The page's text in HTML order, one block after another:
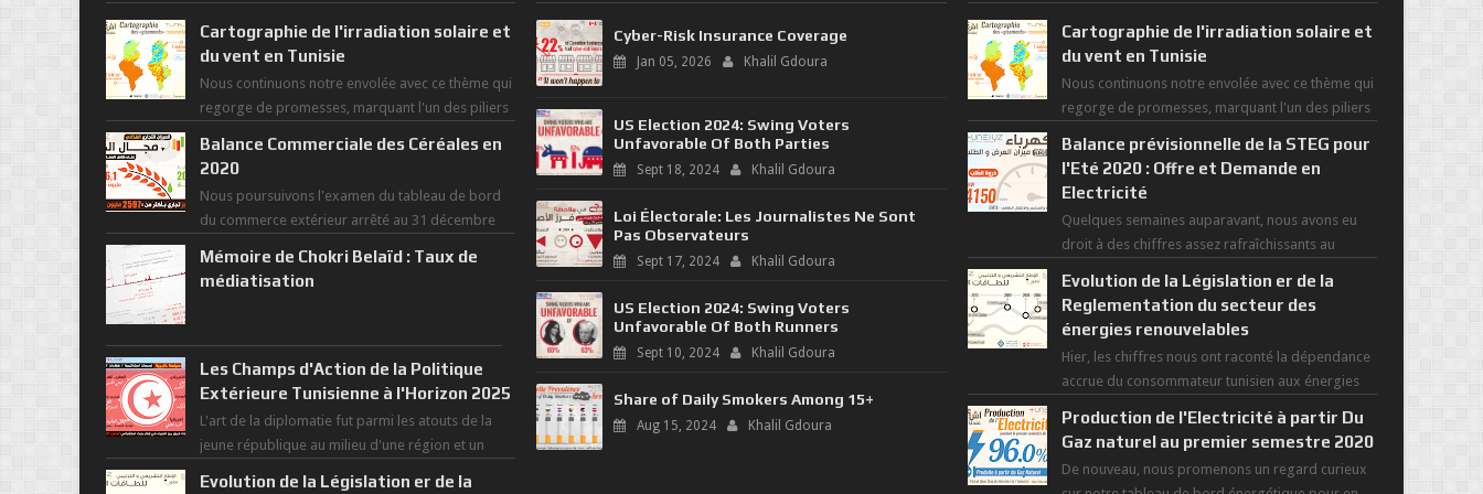
Cartographie de l'irradiation solaire et
du vent en Tunisie
Nous continuons notre envolée avec ce thème qui
regorge de promesses, marquant l'un des piliers
Balance Commerciale des Céréales en
2020
Nous poursuivons l'examen du tableau de bord
du commerce extérieur arrêté au 31 décembre
man...
Mémoire de Chokri Belaïd : Taux de
médiatisation
Les Champs d'Action de la Politique
Extérieure Tunisienne à l'Horizon 2025
L'art de la diplomatie fut parmi les atouts de la
jeune république au milieu d'une région et un
Evolution de la Législation er de la
Cyber-Risk Insurance Coverage
Jan 05, 2026 Khalil Gdoura
US Election 2024: Swing Voters
Unfavorable Of Both Parties
Sept 18, 2024 Khalil Gdoura
Loi Électorale: Les Journalistes Ne Sont
Pas Observateurs
Sept 17, 2024 Khalil Gdoura
US Election 2024: Swing Voters
Unfavorable Of Both Runners
Sept 10, 2024 Khalil Gdoura
Share of Daily Smokers Among 15+
Aug 15, 2024 Khalil Gdoura
Cartographie de l'irradiation solaire et
du vent en Tunisie
Nous continuons notre envolée avec ce thème qui
regorge de promesses, marquant l'un des piliers
Balance prévisionnelle de la STEG pour
l'Eté 2020 : Offre et Demande en
Electricité
Quelques semaines auparavant, nous avons eu
droit à des chiffres assez rafraîchissants au
Evolution de la Législation er de la
Reglementation du secteur des
énergies renouvelables
Hier, les chiffres nous ont raconté la dépendance
accrue du consommateur tunisien aux énergies
Production de l'Electricité à partir Du
Gaz naturel au premier semestre 2020
De nouveau, nous promenons un regard curieux